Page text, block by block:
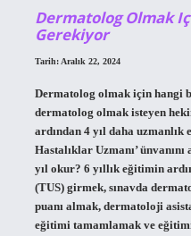
Dermatolog Olmak
Gerekiyor
Tarih: Aralık 22, 2024
Dermatolog olmak için hangi
dermatolog olmak isteyen
ardından 4 yıl daha
Hastalıklar Uzmanı’
yıl okur? 6 yıllık eğitimin
(TUS) girmek, sınavda
puanı almak, dermatoloji
eğitimi tamamlamak ve